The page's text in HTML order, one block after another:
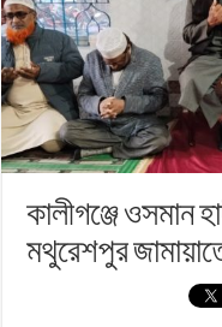
কালীগঞ্জে ওসমান
মথুরেশপুর